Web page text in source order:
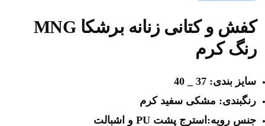
کفش و کتانی زنانه برشکا MNG
رنگ کرم
سایز بندی: 37 _ 40
رنگبندی: مشکی سفید کرم
جنس رویه:استرج پشت PU و اشبالت